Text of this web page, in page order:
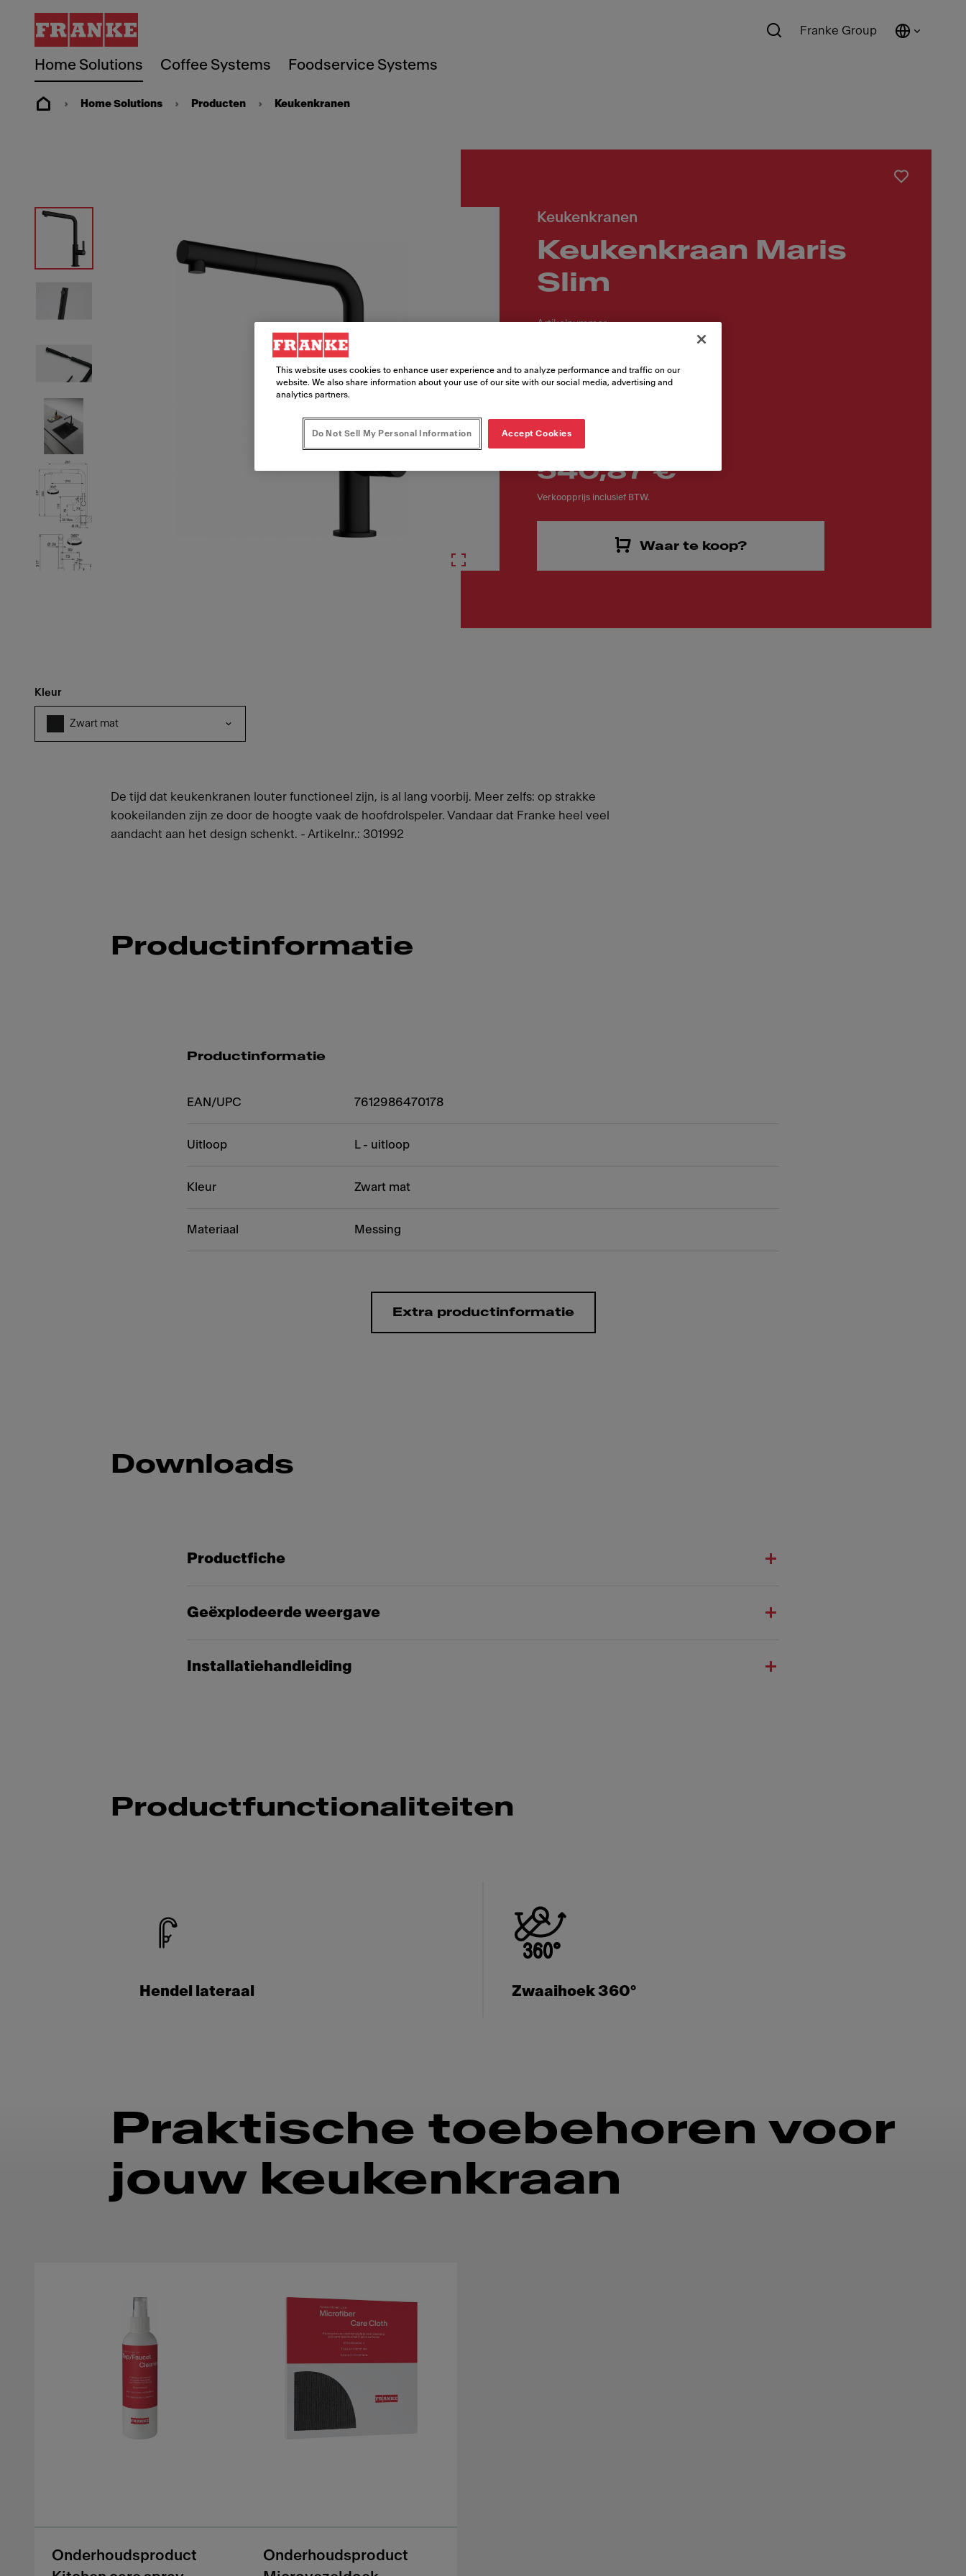
Home Solutions Coffee Systems Foodservice Systems
Franke Group
Home Solutions Producten Keukenkranen
Keukenkranen
Keukenkraan Maris
Slim
Artikelnummer
540,87 €
Verkoopprijs inclusief BTW.
Waar te koop?
Kleur
Zwart mat
De tijd dat keukenkranen louter functioneel zijn, is al lang voorbij. Meer zelfs: op strakke
kookeilanden zijn ze door de hoogte vaak de hoofdrolspeler. Vandaar dat Franke heel veel
aandacht aan het design schenkt. - Artikelnr.: 301992
Productinformatie
Productinformatie
EAN/UPC 7612986470178
Uitloop L - uitloop
Kleur Zwart mat
Materiaal Messing
Extra productinformatie
Downloads
Productfiche
Geëxplodeerde weergave
Installatiehandleiding
Productfunctionaliteiten
Hendel lateraal Zwaaihoek 360°
Praktische toebehoren voor
jouw keukenkraan
Onderhoudsproduct
Onderhoudsproduct
This website uses cookies to enhance user experience and to analyze performance and traffic on our
website. We also share information about your use of our site with our social media, advertising and
analytics partners.
Do Not Sell My Personal Information Accept Cookies